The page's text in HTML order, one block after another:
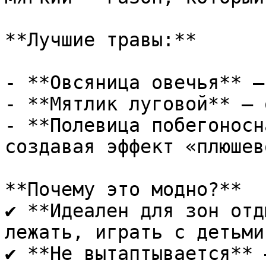
**Лучшие травы:**
- **Овсяница овечья**
- **Мятлик луговой** —
- **Полевица
создавая эффект
**Почему это модно?**
✔ **Идеален для зон
лежать, играть с
✔ **Не вытаптывается**